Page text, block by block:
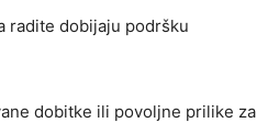
radite dobijaju podršku
dobitke ili povoljne prilike za